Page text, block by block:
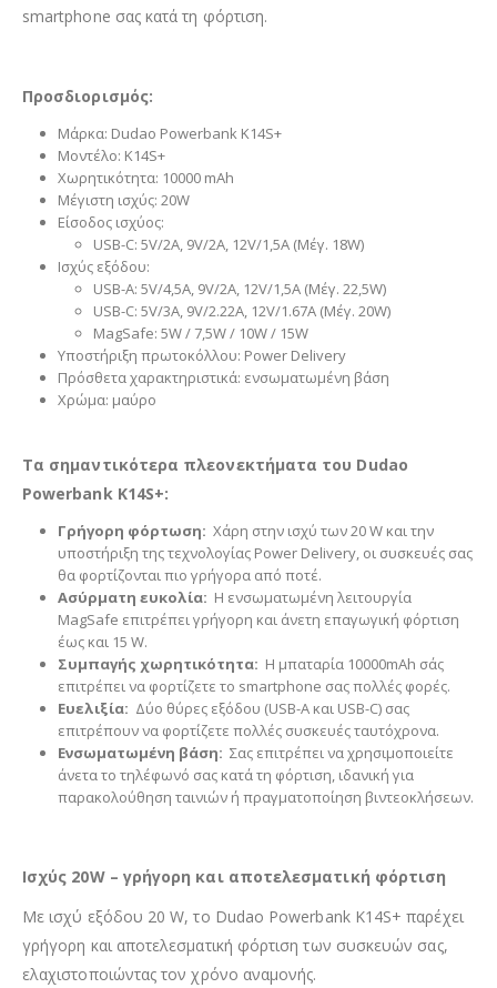
smartphone σας κατά τη φόρτιση.
Προσδιορισμός:
Μάρκα: Dudao Powerbank K14S+
Μοντέλο: K14S+
Χωρητικότητα: 10000 mAh
Μέγιστη ισχύς: 20W
Είσοδος ισχύος:
USB-C: 5V/2A, 9V/2A, 12V/1,5A (Μέγ. 18W)
Ισχύς εξόδου:
USB-A: 5V/4,5A, 9V/2A, 12V/1,5A (Μέγ. 22,5W)
USB-C: 5V/3A, 9V/2.22A, 12V/1.67A (Μέγ. 20W)
MagSafe: 5W / 7,5W / 10W / 15W
Υποστήριξη πρωτοκόλλου: Power Delivery
Πρόσθετα χαρακτηριστικά: ενσωματωμένη βάση
Χρώμα: μαύρο
Τα σημαντικότερα πλεονεκτήματα του Dudao
Powerbank K14S+:
Γρήγορη φόρτωση: Χάρη στην ισχύ των 20 W και την
υποστήριξη της τεχνολογίας Power Delivery, οι συσκευές σας
θα φορτίζονται πιο γρήγορα από ποτέ.
Ασύρματη ευκολία: Η ενσωματωμένη λειτουργία
MagSafe επιτρέπει γρήγορη και άνετη επαγωγική φόρτιση
έως και 15 W.
Συμπαγής χωρητικότητα: Η μπαταρία 10000mAh σάς
επιτρέπει να φορτίζετε το smartphone σας πολλές φορές.
Ευελιξία: Δύο θύρες εξόδου (USB-A και USB-C) σας
επιτρέπουν να φορτίζετε πολλές συσκευές ταυτόχρονα.
Ενσωματωμένη βάση: Σας επιτρέπει να χρησιμοποιείτε
άνετα το τηλέφωνό σας κατά τη φόρτιση, ιδανική για
παρακολούθηση ταινιών ή πραγματοποίηση βιντεοκλήσεων.
Ισχύς 20W – γρήγορη και αποτελεσματική φόρτιση
Με ισχύ εξόδου 20 W, το Dudao Powerbank K14S+ παρέχει
γρήγορη και αποτελεσματική φόρτιση των συσκευών σας,
ελαχιστοποιώντας τον χρόνο αναμονής.